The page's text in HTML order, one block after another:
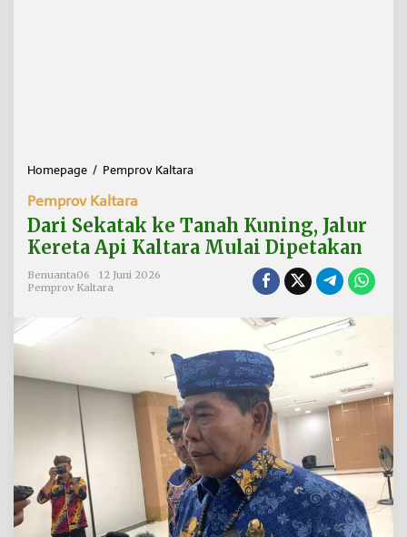
Homepage / Pemprov Kaltara
S
e
e
T
a
n
a
h
K
u
n
i
n
Pemprov Kaltara
Dari Sekatak ke Tanah Kuning, Jalur
Kereta Api Kaltara Mulai Dipetakan
Benuanta06
12 Juni 2026
Pemprov Kaltara